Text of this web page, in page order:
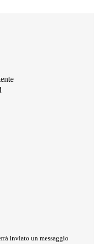
inviato un messaggio